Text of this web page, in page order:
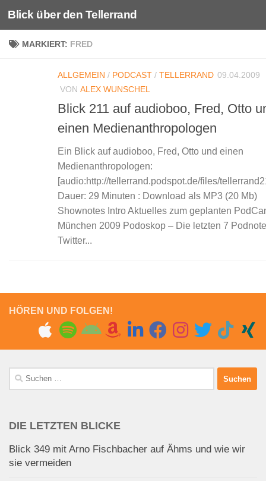
Unter dem Inhalt
Blick über den Tellerrand
MARKIERT: FRED
ALLGEMEIN / PODCAST / TELLERRAND 09.04.2009
VON ALEX WUNSCHEL
Blick 211 auf audioboo, Fred, Otto
einen Medienanthropologen
Ein Blick auf audioboo, Fred, Otto und einen
Medienanthropologen:
[audio:http://tellerrand.podspot.de/files/
Dauer: 29 Minuten : Download als MP3 (20 Mb)
Shownotes Intro Aktuelles zum geplanten
München 2009 Podoskop – Die letzten 7
Twitter...
HÖREN UND FOLGEN!
Suchen
nach:
DIE LETZTEN BLICKE
Blick 349 mit Arno Fischbacher auf Ähms und wie wir
sie vermeiden